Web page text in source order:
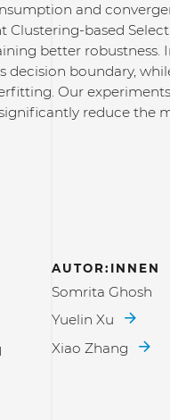
and
based
better
decision boundary,
Our
reduce
AUTOR:INNEN
Somrita Ghosh
Yuelin Xu
Xiao Zhang